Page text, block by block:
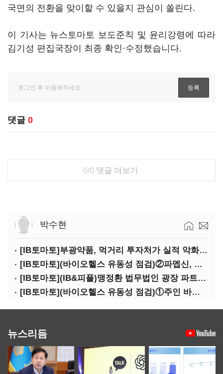
국면의 전환을 맞이할 수 있을지 관심이 쏠린다.
이 기사는 뉴스토마토 보도준칙 및 윤리강령에 따라
김기성 편집국장이 최종 확인·수정했습니다.
댓글 0
0/0 댓글 더보기
박수현
[IB토마토]부광약품, 먹거리 투자처가 실적 악화 '부메랑'?
[IB토마토](바이오헬스 유동성 점검)②파멥신, 자금조달 위기에…임상 완주 '물음표'
[IB토마토](IB&피플)맹정환 법무법인 광장 파트너 변호사
[IB토마토](바이오헬스 유동성 점검)①주인 바뀐 네오펙트…경영정상화 가능할까
뉴스리듬